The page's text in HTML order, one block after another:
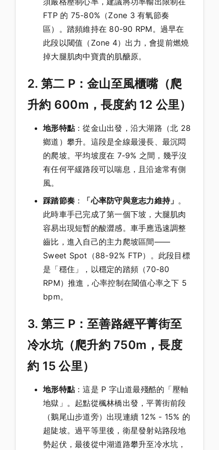
FTP 的 75-80%（Zone 3 有氧節奏
區）。踏頻維持在 80-90 RPM。過早在
此段以閾值（Zone 4）出力，會提前燃燒
掉大腿肌肉中寶貴的肌醣原。
2. 第二 P：金山至風櫃嘴（爬
升約 600m，長度約 12 公里）
地形特點：從金山出發，沿大湖路（北 28
鄉道）攀升。這段是全線最漫長、最沉悶
的爬坡。平均坡度在 7-9% 之間，幾乎沒
有任何平緩路段可以喘息，且沿途常有側
風。
踩踏節奏 ： 「心率防守與意志力維持」 。
此時車手已完成了第一個下坡，大腿肌肉
容易出現短暫的酸澀感。車手應迅速調整
齒比，進入自己的主力爬坡區間——
Sweet Spot（88-92% FTP）。此段目標
是「穩住」，以穩定的踏頻（70-80
RPM）推進，心率控制在閾值心率之下 5
bpm。
3. 第三 P：至善路經平菁街至
冷水坑（爬升約 750m，長度
約 15 公里）
地形特點：這是 P 字山道最殘酷的「壓軸
地獄」。起點從楓林橋出發，平菁街前段
（鵝尾山步道旁）出現連續 12% - 15% 的
超陡坡。過平等里後，衛星發射站路段地
勢起伏，最後從中湖道路攀升至冷水坑，